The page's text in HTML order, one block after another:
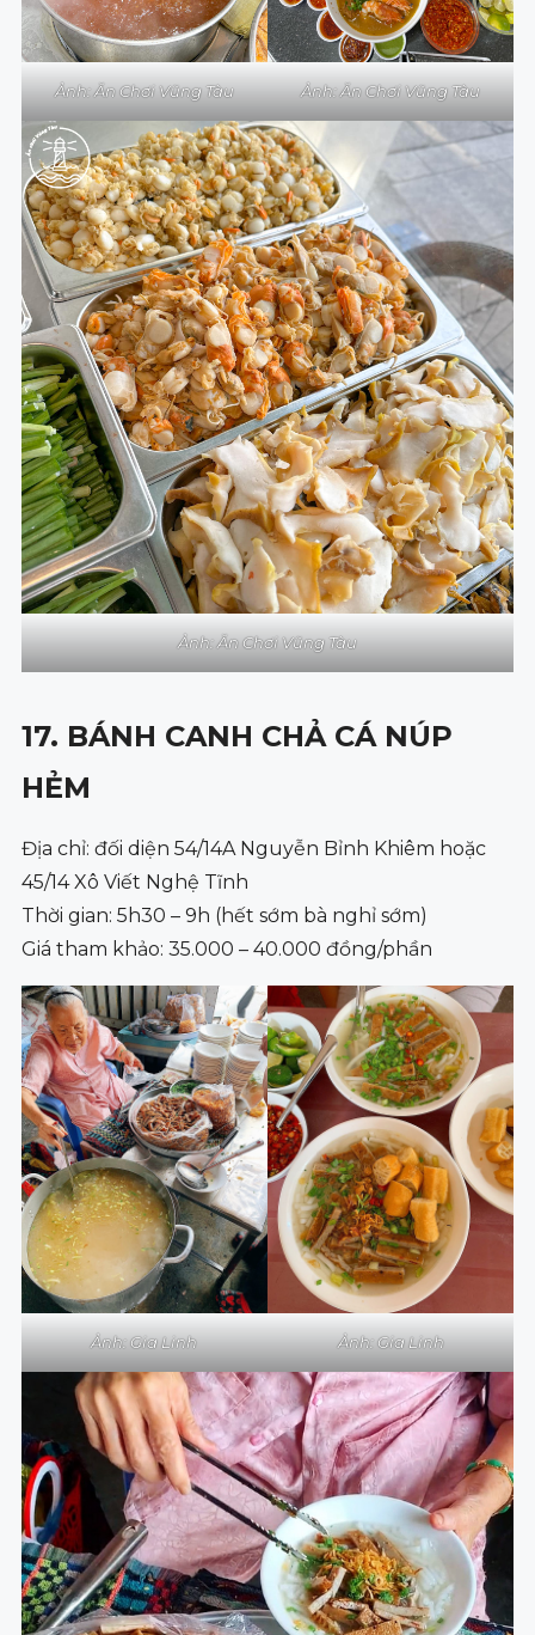
Ảnh: Ăn Chơi Vũng Tàu Ảnh: Ăn Chơi Vũng Tàu
Ảnh: Ăn Chơi Vũng Tàu
17. BÁNH CANH CHẢ CÁ NÚP
HẺM
Địa chỉ: đối diện 54/14A Nguyễn Bỉnh Khiêm hoặc
45/14 Xô Viết Nghệ Tĩnh
Thời gian: 5h30 – 9h (hết sớm bà nghỉ sớm)
Giá tham khảo: 35.000 – 40.000 đồng/phần
Ảnh: Gia Linh Ảnh: Gia Linh